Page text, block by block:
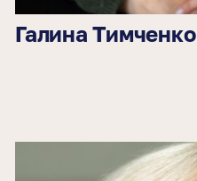
Галина Тимченко